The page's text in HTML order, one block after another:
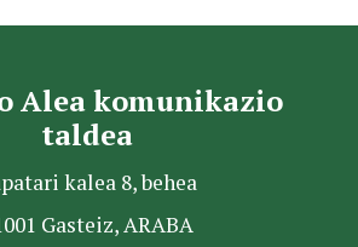
Alea komunikazio
taldea
kalea 8, behea
Gasteiz, ARABA